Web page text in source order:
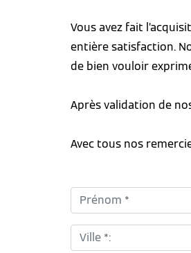
Vous avez fait
entière satisfaction.
de bien vouloir
Après validation de
Avec tous nos
Prénom *:
Ville *: